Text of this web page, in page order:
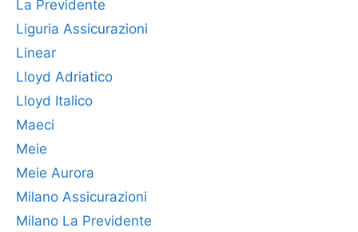
La Previdente
Liguria Assicurazioni
Linear
Lloyd Adriatico
Lloyd Italico
Maeci
Meie
Meie Aurora
Milano Assicurazioni
Milano La Previdente